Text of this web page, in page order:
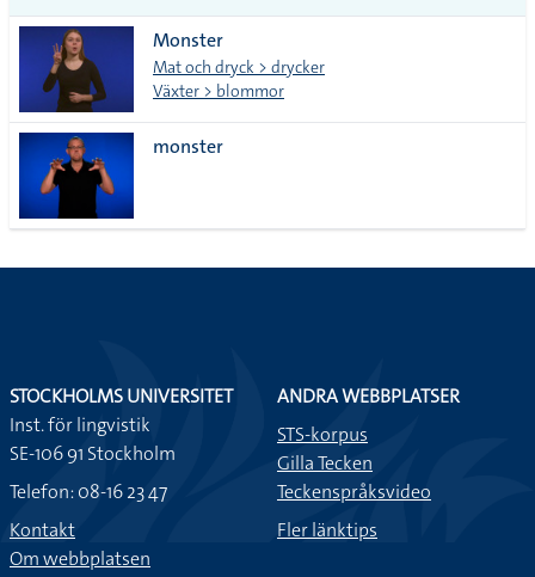
alla i
lista
Monster
Mat och dryck > drycker
Växter > blommor
monster
STOCKHOLMS UNIVERSITET
Inst. för lingvistik
SE-106 91 Stockholm
Telefon: 08-16 23 47
Kontakt
Om webbplatsen
ANDRA WEBBPLATSER
STS-korpus
Gilla Tecken
Teckenspråksvideo
Fler länktips